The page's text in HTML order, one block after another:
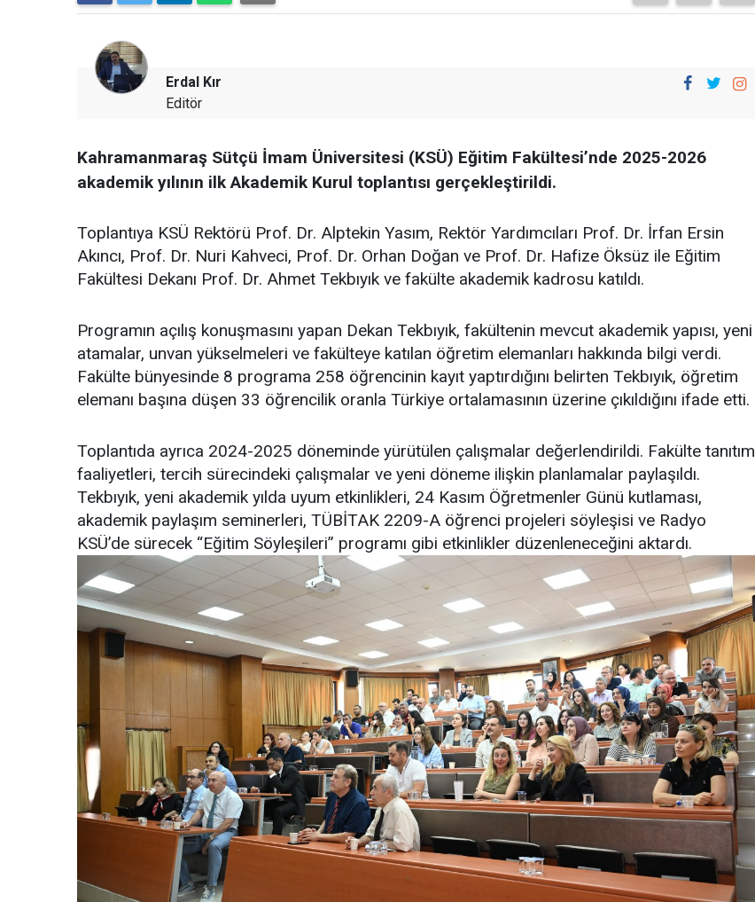
Erdal Kır
Editör
Kahramanmaraş Sütçü İmam Üniversitesi (KSÜ) Eğitim Fakültesi’nde 2025-2026
akademik yılının ilk Akademik Kurul toplantısı gerçekleştirildi.
Toplantıya KSÜ Rektörü Prof. Dr. Alptekin Yasım, Rektör Yardımcıları Prof. Dr. İrfan Ersin
Akıncı, Prof. Dr. Nuri Kahveci, Prof. Dr. Orhan Doğan ve Prof. Dr. Hafize Öksüz ile Eğitim
Fakültesi Dekanı Prof. Dr. Ahmet Tekbıyık ve fakülte akademik kadrosu katıldı.
Programın açılış konuşmasını yapan Dekan Tekbıyık, fakültenin mevcut akademik yapısı, yeni
atamalar, unvan yükselmeleri ve fakülteye katılan öğretim elemanları hakkında bilgi verdi.
Fakülte bünyesinde 8 programa 258 öğrencinin kayıt yaptırdığını belirten Tekbıyık, öğretim
elemanı başına düşen 33 öğrencilik oranla Türkiye ortalamasının üzerine çıkıldığını ifade etti.
Toplantıda ayrıca 2024-2025 döneminde yürütülen çalışmalar değerlendirildi. Fakülte tanıtım
faaliyetleri, tercih sürecindeki çalışmalar ve yeni döneme ilişkin planlamalar paylaşıldı.
Tekbıyık, yeni akademik yılda uyum etkinlikleri, 24 Kasım Öğretmenler Günü kutlaması,
akademik paylaşım seminerleri, TÜBİTAK 2209-A öğrenci projeleri söyleşisi ve Radyo
KSÜ’de sürecek “Eğitim Söyleşileri” programı gibi etkinlikler düzenleneceğini aktardı.